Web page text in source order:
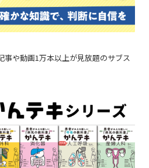
事や動画1万本以上が見放題のサブス